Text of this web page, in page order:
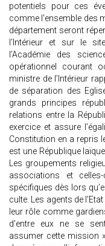
potentiels pour ces
comme l'ensemble des
département seront
l’Intérieur et sur le
l’Académie des
opérationnel courant
ministre de l’Intérieur
de séparation des
grands principes
relations entre la
exercice et assure
Constitution en a repris
est une République
Les groupements
associations et
spécifiques dès lors
culte. Les agents de
leur rôle comme
d'entre eux ne se
assumer cette mission